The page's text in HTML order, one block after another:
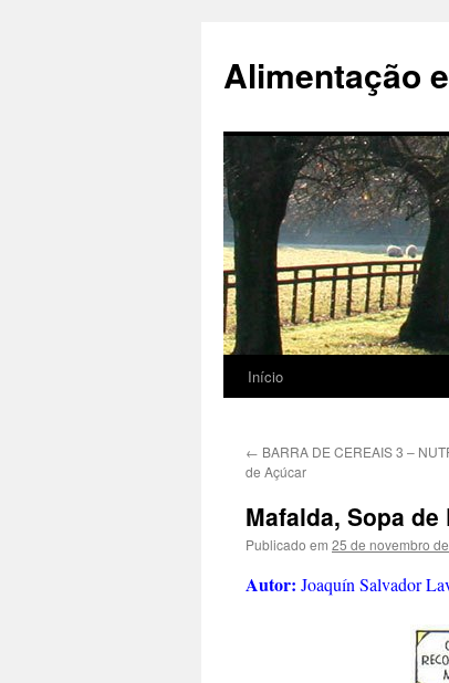
Alimentação
PularInício
← BARRA DE CEREAIS 3 –
de Açúcar
Mafalda, Sopa
Publicado em 25 de novembro
Autor: Joaquín Salvador